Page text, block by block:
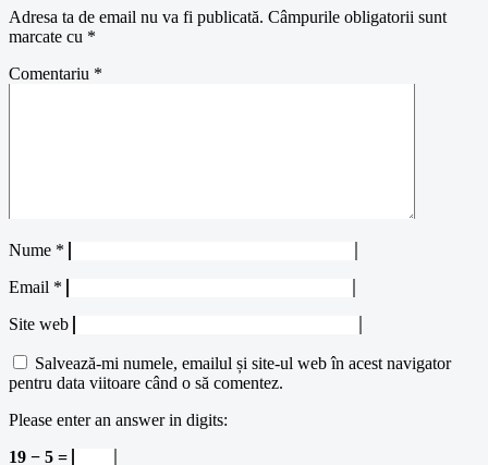
Adresa ta de email nu va fi publicată. Câmpurile obligatorii sunt
marcate cu *
Comentariu *
Nume *
Email *
Site web
Salvează-mi numele, emailul și site-ul web în acest navigator
pentru data viitoare când o să comentez.
Please enter an answer in digits:
19 − 5 =